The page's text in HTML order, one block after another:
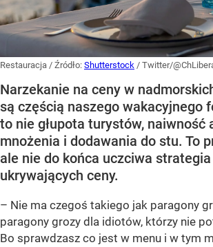
Restauracja / Źródło: Shutterstock / Twitter/
Narzekanie na ceny w
są częścią naszego wakacyjnego
to nie głupota turystów, naiwność
mnożenia i dodawania do stu. To
ale nie do końca uczciwa
ukrywających ceny.
– Nie ma czegoś takiego jak paragony
paragony grozy dla idiotów, którzy nie
Bo sprawdzasz co jest w menu i w tym